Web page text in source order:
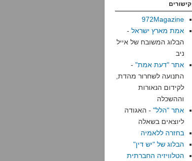
קישורים
972Magazine
אמת מארץ ישראל -
הבלוג המשובח של אייל
ניב
אתר "דעת אמת" -
התנועה לשחרור מהדת,
לקידום הנאורות
וההשכלה
אתר "הלל" - האגודה
ליוצאים בשאלה
בחזרה ללאמיה
הבלוג של "יש דין"
הטלוויזיה החברתית